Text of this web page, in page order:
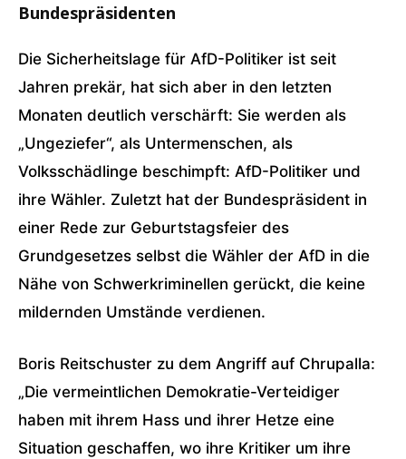
Bundespräsidenten
Die Sicherheitslage für AfD-Politiker ist seit
Jahren prekär, hat sich aber in den letzten
Monaten deutlich verschärft: Sie werden als
„Ungeziefer“, als Untermenschen, als
Volksschädlinge beschimpft: AfD-Politiker und
ihre Wähler. Zuletzt hat der Bundespräsident in
einer Rede zur Geburtstagsfeier des
Grundgesetzes selbst die Wähler der AfD in die
Nähe von Schwerkriminellen gerückt, die keine
mildernden Umstände verdienen.
Boris Reitschuster zu dem Angriff auf Chrupalla:
„Die vermeintlichen Demokratie-Verteidiger
haben mit ihrem Hass und ihrer Hetze eine
Situation geschaffen, wo ihre Kritiker um ihre